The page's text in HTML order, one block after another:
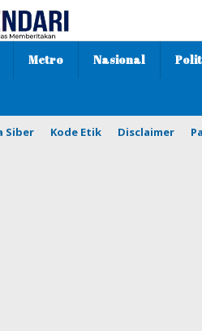
Metro Nasional
Siber Kode Etik Disclaimer